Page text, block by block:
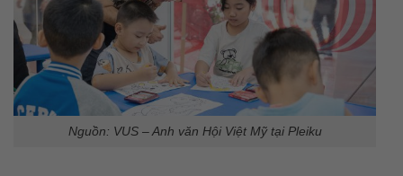
Nguồn: VUS – Anh văn Hội Việt Mỹ tại Pleiku